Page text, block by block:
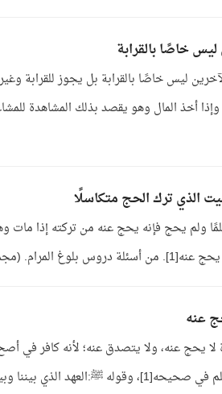
خاصًا بالقرابة
ليس خاصًا بالقرابة بل يجوز للقرابة
وإذا أخذ المال وهو يقصد بذلك المشاهدة
الذي ترك الحج متكاسلًا
ولم يحج فإنه يحج عنه من تركته إذا
ومقالات ابن باز 16/424).
عنه
لا يحج عنه، ولا يتصدق عنه؛ لأنه كافر في